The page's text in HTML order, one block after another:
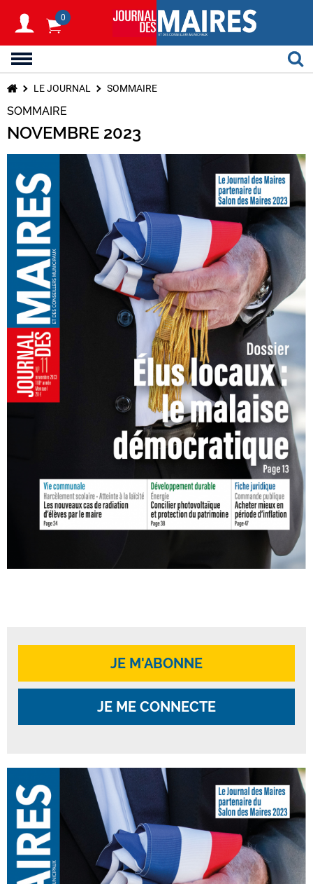
0
LE JOURNAL SOMMAIRE
SOMMAIRE
NOVEMBRE 2023
JE M'ABONNE
JE ME CONNECTE